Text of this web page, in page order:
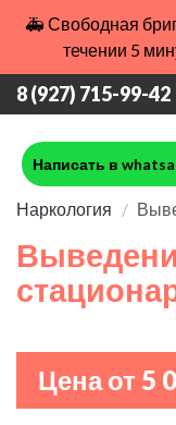
🚑 Свободная
течении 5
8 (927) 715-99-42
Написать в
Наркология
Цена от 5